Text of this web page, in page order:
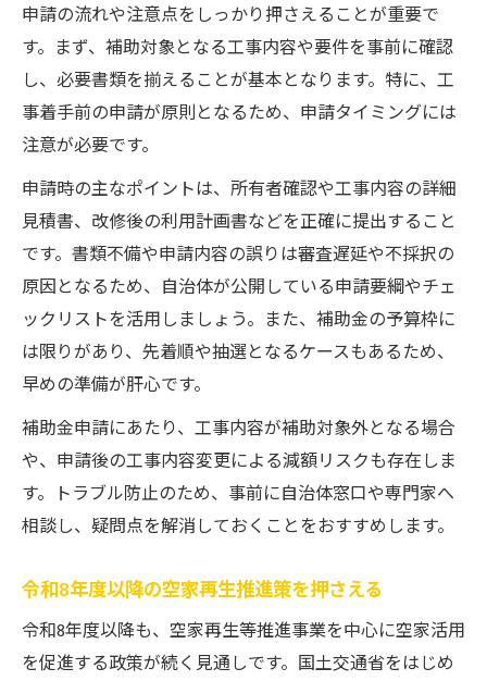
申請の流れや注意点をしっかり押さえることが重要で
す。まず、補助対象となる工事内容や要件を事前に確認
し、必要書類を揃えることが基本となります。特に、工
事着手前の申請が原則となるため、申請タイミングには
注意が必要です。
申請時の主なポイントは、所有者確認や工事内容の詳細
見積書、改修後の利用計画書などを正確に提出すること
です。書類不備や申請内容の誤りは審査遅延や不採択の
原因となるため、自治体が公開している申請要綱やチェ
ックリストを活用しましょう。また、補助金の予算枠に
は限りがあり、先着順や抽選となるケースもあるため、
早めの準備が肝心です。
補助金申請にあたり、工事内容が補助対象外となる場合
や、申請後の工事内容変更による減額リスクも存在しま
す。トラブル防止のため、事前に自治体窓口や専門家へ
相談し、疑問点を解消しておくことをおすすめします。
令和8年度以降の空家再生推進策を押さえる
令和8年度以降も、空家再生等推進事業を中心に空家活用
を促進する政策が続く見通しです。国土交通省をはじめ